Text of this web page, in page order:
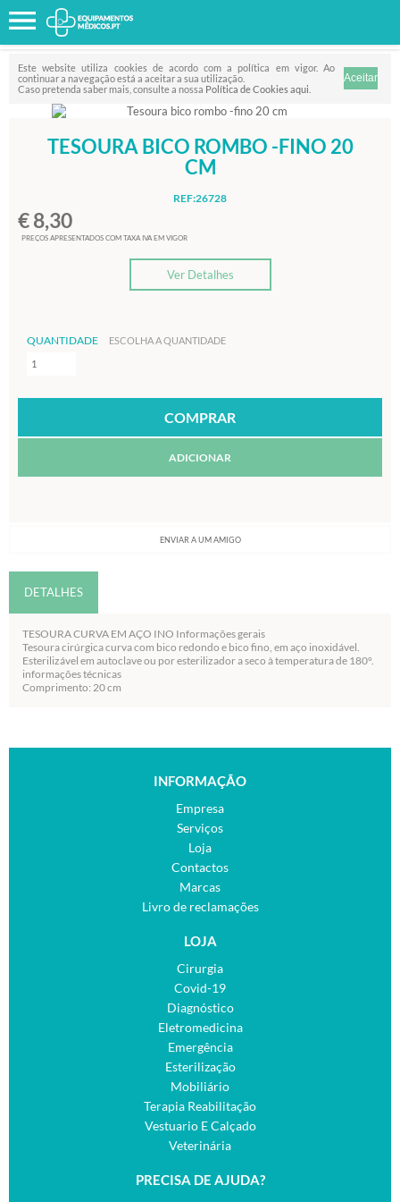
Este website utiliza cookies de acordo com a política em vigor. Ao
continuar a navegação está a aceitar a sua utilização.
Caso pretenda saber mais, consulte a nossa Política de Cookies aqui
TESOURA BICO ROMBO -FINO 20
CM
REF:26728
€ 8,30
PREÇOS APRESENTADOS COM TAXA IVA EM VIGOR
Ver Detalhes
QUANTIDADE ESCOLHA A QUANTIDADE
ADICIONAR
ENVIAR A UM AMIGO
DETALHES
TESOURA CURVA EM AÇO INO Informações gerais
Tesoura cirúrgica curva com bico redondo e bico fino, em aço inoxidável.
Esterilizável em autoclave ou por esterilizador a seco à temperatura de 180°.
informações técnicas
Comprimento: 20 cm
INFORMAÇÃO
Empresa
Serviços
Loja
Contactos
Marcas
Livro de reclamações
LOJA
Cirurgia
Covid-19
Diagnóstico
Eletromedicina
Emergência
Esterilização
Mobiliário
Terapia Reabilitação
Vestuario E Calçado
Veterinária
PRECISA DE AJUDA?